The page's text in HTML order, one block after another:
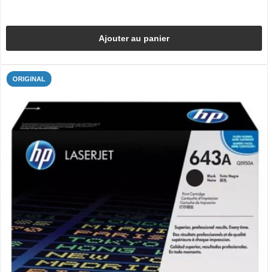
Ajouter au panier
ORIGINAL